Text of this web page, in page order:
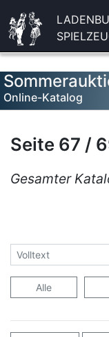
Online-Katalog
Seite 67 /
Gesamter
Alle